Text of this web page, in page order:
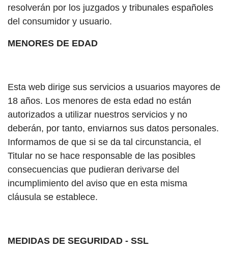
resolverán por los juzgados y tribunales españoles
del consumidor y usuario.
MENORES DE EDAD
Esta web dirige sus servicios a usuarios mayores de
18 años. Los menores de esta edad no están
autorizados a utilizar nuestros servicios y no
deberán, por tanto, enviarnos sus datos personales.
Informamos de que si se da tal circunstancia, el
Titular no se hace responsable de las posibles
consecuencias que pudieran derivarse del
incumplimiento del aviso que en esta misma
cláusula se establece.
MEDIDAS DE SEGURIDAD - SSL